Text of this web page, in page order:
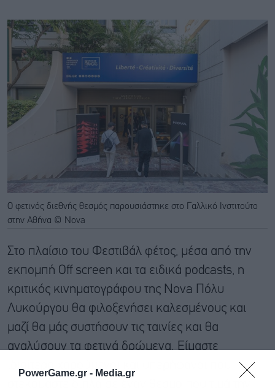
PowerGame.gr - Media.gr
Ο φετινός διεθνής θεσμός παρουσιάστηκε στο Γαλλικό Ινστιτούτο
στην Αθήνα © Nova
Στο πλαίσιο του Φεστιβάλ φέτος, μέσα από την
εκπομπή Off screen και τα ειδικά podcasts, η
κριτικός κινηματογράφου της Nova Πόλυ
Λυκούργου θα φιλοξενήσει καλεσμένους και
μαζί θα μάς συστήσουν τις ταινίες και θα
αναλύσουν τα φετινά δρώμενα. Είμαστε